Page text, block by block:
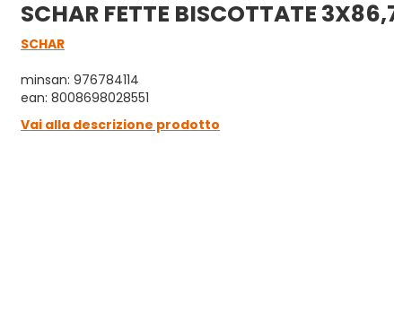
SCHAR FETTE BISCOTTATE
SCHAR
minsan: 976784114
ean: 8008698028551
Vai alla descrizione prodotto